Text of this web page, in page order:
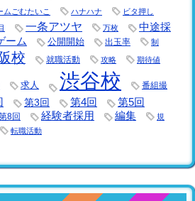
ムごむたいこ ハナハナ ビタ押し
一条アツヤ 万枚
中途採
ーム 公開開始 出玉率 制
校 就職活動 攻略 期待値
求人 渋谷校
番組撮
第3回 第4回 第5回
8回 経験者採用 編集
規
転職活動